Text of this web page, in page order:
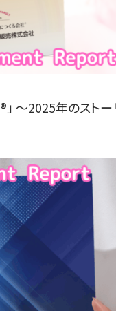
〜2025年のスト